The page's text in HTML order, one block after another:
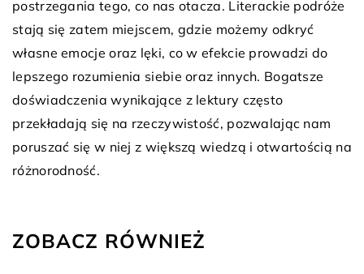
postrzegania tego, co nas otacza. Literackie podróże
stają się zatem miejscem, gdzie możemy odkryć
własne emocje oraz lęki, co w efekcie prowadzi do
lepszego rozumienia siebie oraz innych. Bogatsze
doświadczenia wynikające z lektury często
przekładają się na rzeczywistość, pozwalając nam
poruszać się w niej z większą wiedzą i otwartością na
różnorodność.
ZOBACZ RÓWNIEŻ